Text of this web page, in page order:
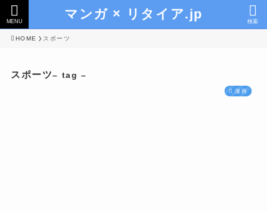
マンガ × リタイア.jp 検索
MENU
HOME スポーツ
スポーツ– tag –
漫画